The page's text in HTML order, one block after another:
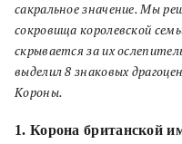
сакральное значение. Мы
сокровища королевской
скрывается за их
выделил 8 знаковых
Короны.
1. Корона британской